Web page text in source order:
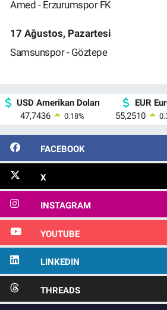
Amed - Erzurumspor FK
17 Ağustos, Pazartesi
Samsunspor - Göztepe
USD Amerikan Doları
47,7436
0.18%
EUR
55,2510
FACEBOOK
X
INSTAGRAM
YOUTUBE
LINKEDIN
THREADS